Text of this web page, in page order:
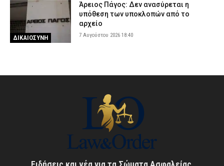
ΔΙΚΑΙΟΣΥΝΗ
Άρειος Πάγος: Δεν ανασύρεται η
υπόθεση των υποκλοπών από το
αρχείο
7 Αυγούστου 2026 18:40